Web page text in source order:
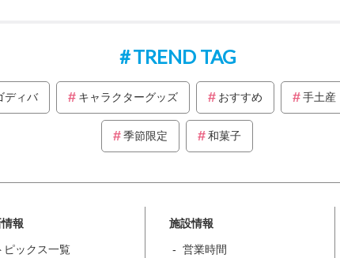
TREND TAG
ディバ キャラクターグッズ おすすめ 手土産
季節限定 和菓子
報
ピックス一覧
施設情報
営業時間